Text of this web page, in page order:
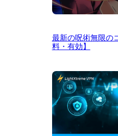
最新の呪術無限の
料・有効】